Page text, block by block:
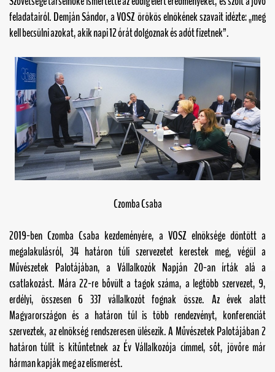
feladatairól. Demján Sándor,a VOSZ örökös elnökének szavait idézte: „meg
kell becsülni azokat, akik napi 12 órát dolgoznak és adót fizetnek”.
Czomba Csaba
2019-ben Czomba Csaba kezdeményére, a VOSZ elnöksége döntött a
megalakulásról, 34 határon túli szervezetet kerestek meg, végül a
Művészetek Palotájában, a Vállalkozók Napján 20-an írták alá a
csatlakozást. Mára 22-re bővült a tagok száma, a legtöbb szervezet, 9,
erdélyi, összesen 6 337 vállalkozót fognak össze. Az évek alatt
Magyarországon és a határon túl is több rendezvényt, konferenciát
szerveztek, az elnökség rendszeresen ülésezik. A Művészetek Palotájában 2
határon túlit is kitűntetnek az Év Vállalkozója címmel, sőt, jövőre már
hárman kapják meg az elismerést.